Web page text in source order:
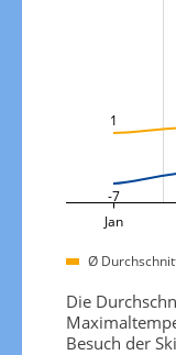
1
-7
Jan
Ø
Die
Besuch der